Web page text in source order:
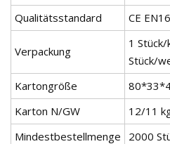
Qualitätsstandard
CE
Verpackung
1
Stück/
Kartongröße
Karton N/GW
12/11
Mindestbestellmenge
2000